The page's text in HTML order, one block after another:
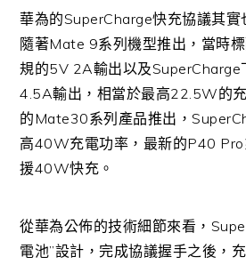
華為的SuperCharge快充協議其
隨著Mate 9系列機型推出，當時
規的5V 2A輸出以及
4.5A輸出，相當於最高22.5W的
的Mate30系列產品推出，
高40W充電功率，最新的P40
援40W快充。
從華為公佈的技術細節來看，
電池”設計，完成協議握手之後，